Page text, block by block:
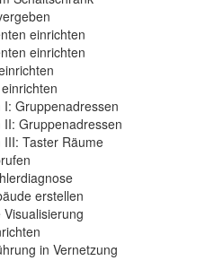
einrichten
einrichten
Gruppenadressen
Gruppenadressen
Taster Räume
erstellen
in Vernetzung